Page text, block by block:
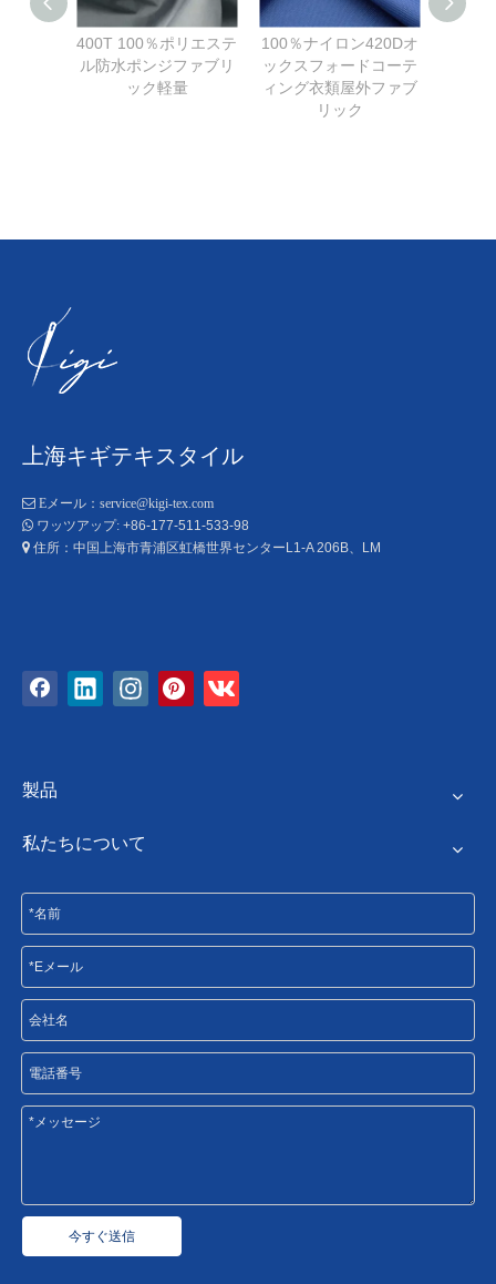
400T 100％ポリエステ
ル防水ポンジファブリ
ック軽量
100％ナイロン420Dオ
ックスフォードコーテ
ィング衣類屋外ファブ
リック
上海キギテキスタイル
 Eメール： service@kigi-tex.com
 ワッツアップ: +86-177-511-533-98
 住所：中国上海市青浦区虹橋世界センターL1-A 206B、LM
製品
私たちについて
今すぐ送信